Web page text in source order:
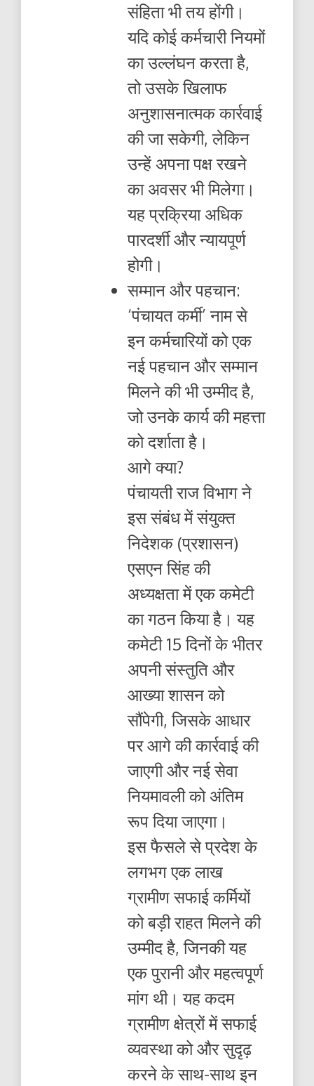
संहिता भी तय होंगी।
यदि कोई कर्मचारी नियमों
का उल्लंघन करता है,
तो उसके खिलाफ
अनुशासनात्मक कार्रवाई
की जा सकेगी, लेकिन
उन्हें अपना पक्ष रखने
का अवसर भी मिलेगा।
यह प्रक्रिया अधिक
पारदर्शी और न्यायपूर्ण
होगी।
सम्मान और पहचान:
‘पंचायत कर्मी’ नाम से
इन कर्मचारियों को एक
नई पहचान और सम्मान
मिलने की भी उम्मीद है,
जो उनके कार्य की महत्ता
को दर्शाता है।
आगे क्या?
पंचायती राज विभाग ने
इस संबंध में संयुक्त
निदेशक (प्रशासन)
एसएन सिंह की
अध्यक्षता में एक कमेटी
का गठन किया है। यह
कमेटी 15 दिनों के भीतर
अपनी संस्तुति और
आख्या शासन को
सौंपेगी, जिसके आधार
पर आगे की कार्रवाई की
जाएगी और नई सेवा
नियमावली को अंतिम
रूप दिया जाएगा।
इस फैसले से प्रदेश के
लगभग एक लाख
ग्रामीण सफाई कर्मियों
को बड़ी राहत मिलने की
उम्मीद है, जिनकी यह
एक पुरानी और महत्वपूर्ण
मांग थी। यह कदम
ग्रामीण क्षेत्रों में सफाई
व्यवस्था को और सुदृढ़
करने के साथ-साथ इन